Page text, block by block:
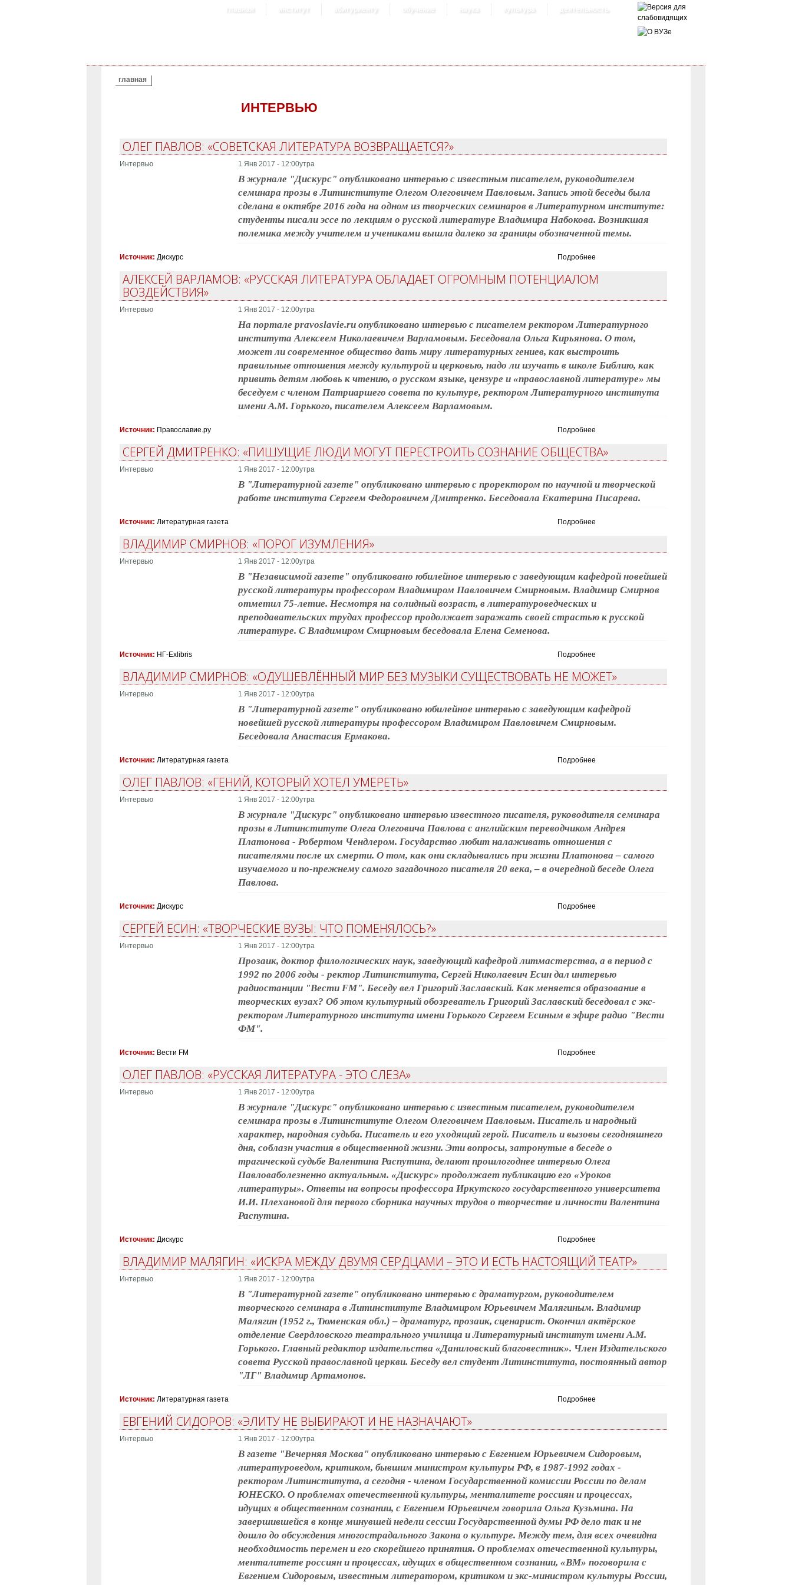
главная институт абитуриенту обучение наука культура деятельность
ВЫ ЗДЕСЬ
главная
ИНТЕРВЬЮ
ОЛЕГ ПАВЛОВ: «СОВЕТСКАЯ ЛИТЕРАТУРА ВОЗВРАЩАЕТСЯ?»
Интервью 1 Янв 2017 - 12:00утра
В журнале "Дискурс" опубликовано интервью с известным писателем, руководителем
семинара прозы в Литинституте Олегом Олеговичем Павловым. Запись этой беседы была
сделана в октябре 2016 года на одном из творческих семинаров в Литературном институте:
студенты писали эссе по лекциям о русской литературе Владимира Набокова. Возникшая
полемика между учителем и учениками вышла далеко за границы обозначенной темы.
Источник: Дискурс Подробнее
АЛЕКСЕЙ ВАРЛАМОВ: «РУССКАЯ ЛИТЕРАТУРА ОБЛАДАЕТ ОГРОМНЫМ ПОТЕНЦИАЛОМ
ВОЗДЕЙСТВИЯ»
Интервью 1 Янв 2017 - 12:00утра
На портале pravoslavie.ru опубликовано интервью с писателем ректором Литературного
института Алексеем Николаевичем Варламовым. Беседовала Ольга Кирьянова. О том,
может ли современное общество дать миру литературных гениев, как выстроить
правильные отношения между культурой и церковью, надо ли изучать в школе Библию, как
привить детям любовь к чтению, о русском языке, цензуре и «православной литературе» мы
беседуем с членом Патриаршего совета по культуре, ректором Литературного института
имени А.М. Горького, писателем Алексеем Варламовым.
Источник: Православие.ру Подробнее
СЕРГЕЙ ДМИТРЕНКО: «ПИШУЩИЕ ЛЮДИ МОГУТ ПЕРЕСТРОИТЬ СОЗНАНИЕ ОБЩЕСТВА»
Интервью 1 Янв 2017 - 12:00утра
В "Литературной газете" опубликовано интервью с проректором по научной и творческой
работе института Сергеем Федоровичем Дмитренко. Беседовала Екатерина Писарева.
Источник: Литературная газета Подробнее
ВЛАДИМИР СМИРНОВ: «ПОРОГ ИЗУМЛЕНИЯ»
Интервью 1 Янв 2017 - 12:00утра
В "Независимой газете" опубликовано юбилейное интервью с заведующим кафедрой новейшей
русской литературы профессором Владимиром Павловичем Смирновым. Владимир Смирнов
отметил 75-летие. Несмотря на солидный возраст, в литературоведческих и
преподавательских трудах профессор продолжает заражать своей страстью к русской
литературе. С Владимиром Смирновым беседовала Елена Семенова.
Источник: НГ-Exlibris Подробнее
ВЛАДИМИР СМИРНОВ: «ОДУШЕВЛЁННЫЙ МИР БЕЗ МУЗЫКИ СУЩЕСТВОВАТЬ НЕ МОЖЕТ»
Интервью 1 Янв 2017 - 12:00утра
В "Литературной газете" опубликовано юбилейное интервью с заведующим кафедрой
новейшей русской литературы профессором Владимиром Павловичем Смирновым.
Беседовала Анастасия Ермакова.
Источник: Литературная газета Подробнее
ОЛЕГ ПАВЛОВ: «ГЕНИЙ, КОТОРЫЙ ХОТЕЛ УМЕРЕТЬ»
Интервью 1 Янв 2017 - 12:00утра
В журнале "Дискурс" опубликовано интервью известного писателя, руководителя семинара
прозы в Литинституте Олега Олеговича Павлова с английским переводчиком Андрея
Платонова - Робертом Чендлером. Государство любит налаживать отношения с
писателями после их смерти. О том, как они складывались при жизни Платонова – самого
изучаемого и по-прежнему самого загадочного писателя 20 века, – в очередной беседе Олега
Павлова.
Источник: Дискурс Подробнее
СЕРГЕЙ ЕСИН: «ТВОРЧЕСКИЕ ВУЗЫ: ЧТО ПОМЕНЯЛОСЬ?»
Интервью 1 Янв 2017 - 12:00утра
Прозаик, доктор филологических наук, заведующий кафедрой литмастерства, а в период с
1992 по 2006 годы - ректор Литинститута, Сергей Николаевич Есин дал интервью
радиостанции "Вести FM". Беседу вел Григорий Заславский. Как меняется образование в
творческих вузах? Об этом культурный обозреватель Григорий Заславский беседовал с экс-
ректором Литературного института имени Горького Сергеем Есиным в эфире радио "Вести
ФМ".
Источник: Вести FM Подробнее
ОЛЕГ ПАВЛОВ: «РУССКАЯ ЛИТЕРАТУРА - ЭТО СЛЕЗА»
Интервью 1 Янв 2017 - 12:00утра
В журнале "Дискурс" опубликовано интервью с известным писателем, руководителем
семинара прозы в Литинституте Олегом Олеговичем Павловым. Писатель и народный
характер, народная судьба. Писатель и его уходящий герой. Писатель и вызовы сегодняшнего
дня, соблазн участия в общественной жизни. Эти вопросы, затронутые в беседе о
трагической судьбе Валентина Распутина, делают прошлогоднее интервью Олега
Павловаболезненно актуальным. «Дискурс» продолжает публикацию его «Уроков
литературы». Ответы на вопросы профессора Иркутского государственного университета
И.И. Плехановой для первого сборника научных трудов о творчестве и личности Валентина
Распутина.
Источник: Дискурс Подробнее
ВЛАДИМИР МАЛЯГИН: «ИСКРА МЕЖДУ ДВУМЯ СЕРДЦАМИ – ЭТО И ЕСТЬ НАСТОЯЩИЙ ТЕАТР»
Интервью 1 Янв 2017 - 12:00утра
В "Литературной газете" опубликовано интервью с драматургом, руководителем
творческого семинара в Литинституте Владимиром Юрьевичем Малягиным. Владимир
Малягин (1952 г., Тюменская обл.) – драматург, прозаик, сценарист. Окончил актёрское
отделение Свердловского театрального училища и Литературный институт имени А.М.
Горького. Главный редактор издательства «Даниловский благовестник». Член Издательского
совета Русской православной церкви. Беседу вел студент Литинститута, постоянный автор
"ЛГ" Владимир Артамонов.
Источник: Литературная газета Подробнее
ЕВГЕНИЙ СИДОРОВ: «ЭЛИТУ НЕ ВЫБИРАЮТ И НЕ НАЗНАЧАЮТ»
Интервью 1 Янв 2017 - 12:00утра
В газете "Вечерняя Москва" опубликовано интервью с Евгением Юрьевичем Сидоровым,
литературоведом, критиком, бывшим министром культуры РФ, в 1987-1992 годах -
ректором Литинститута, а сегодня - членом Государственной комиссии России по делам
ЮНЕСКО. О проблемах отечественной культуры, менталитете россиян и процессах,
идущих в общественном сознании, с Евгением Юрьевичем говорила Ольга Кузьмина. На
завершившейся в конце минувшей недели сессии Государственной думы РФ дело так и не
дошло до обсуждения многострадального Закона о культуре. Между тем, для всех очевидна
необходимость перемен и его скорейшего принятия. О проблемах отечественной культуры,
менталитете россиян и процессах, идущих в общественном сознании, «ВМ» поговорила с
Евгением Сидоровым, известным литератором, критиком и экс-министром культуры России,